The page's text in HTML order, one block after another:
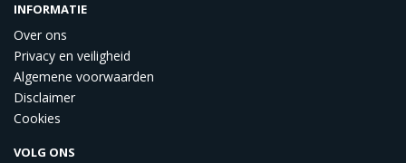
INFORMATIE
Over ons
Privacy en veiligheid
Algemene voorwaarden
Disclaimer
Cookies
VOLG ONS